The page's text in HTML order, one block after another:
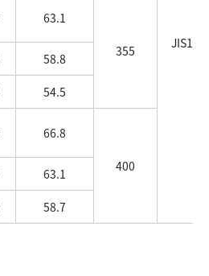
JIS10k
63.1
355
58.8
54.5
66.8
400
63.1
58.7